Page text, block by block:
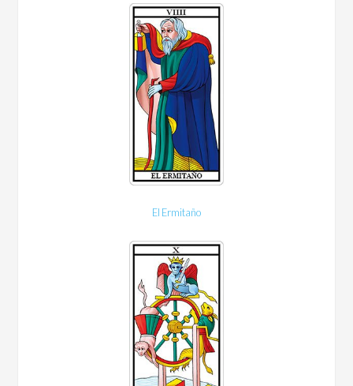
El Ermitaño